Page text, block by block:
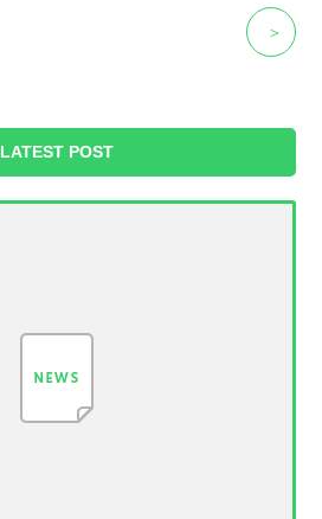
＞
LATEST POST